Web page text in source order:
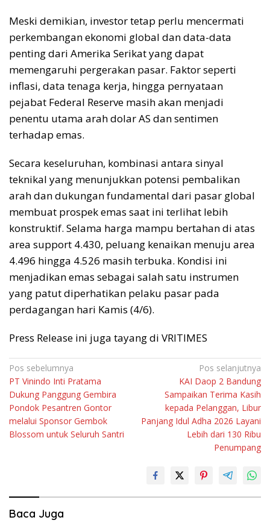
Meski demikian, investor tetap perlu mencermati
perkembangan ekonomi global dan data-data
penting dari Amerika Serikat yang dapat
memengaruhi pergerakan pasar. Faktor seperti
inflasi, data tenaga kerja, hingga pernyataan
pejabat Federal Reserve masih akan menjadi
penentu utama arah dolar AS dan sentimen
terhadap emas.
Secara keseluruhan, kombinasi antara sinyal
teknikal yang menunjukkan potensi pembalikan
arah dan dukungan fundamental dari pasar global
membuat prospek emas saat ini terlihat lebih
konstruktif. Selama harga mampu bertahan di atas
area support 4.430, peluang kenaikan menuju area
4.496 hingga 4.526 masih terbuka. Kondisi ini
menjadikan emas sebagai salah satu instrumen
yang patut diperhatikan pelaku pasar pada
perdagangan hari Kamis (4/6).
Press Release ini juga tayang di VRITIMES
Navigasi
pos
Pos sebelumnya
PT Vinindo Inti Pratama
Dukung Panggung Gembira
Pondok Pesantren Gontor
melalui Sponsor Gembok
Blossom untuk Seluruh Santri
Pos selanjutnya
KAI Daop 2 Bandung
Sampaikan Terima Kasih
kepada Pelanggan, Libur
Panjang Idul Adha 2026 Layani
Lebih dari 130 Ribu
Penumpang
Baca Juga